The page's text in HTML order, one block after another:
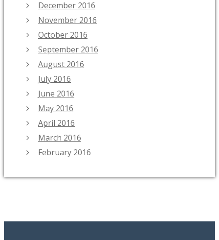
December 2016
November 2016
October 2016
September 2016
August 2016
July 2016
June 2016
May 2016
April 2016
March 2016
February 2016